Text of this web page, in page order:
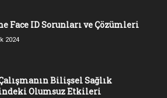
Face ID Sorunları ve Çözümleri
2024
Bilişsel Sağlık
Olumsuz Etkileri